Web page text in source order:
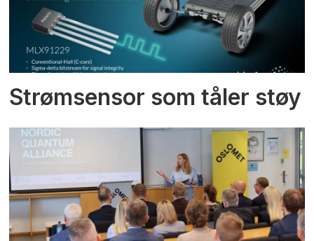
Strømsensor som tåler støy